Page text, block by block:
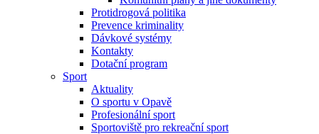
Protidrogová politika
Prevence kriminality
Dávkové systémy
Kontakty
Dotační program
Sport
Aktuality
O sportu v Opavě
Profesionální sport
Sportoviště pro rekreační sport